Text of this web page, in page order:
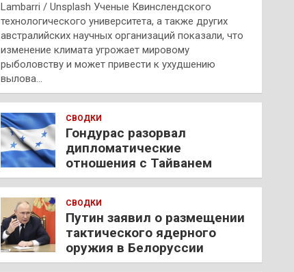
Lambarri / Unsplash Ученые Квинслендского
технологического университета, а также других
австралийских научных организаций показали, что
изменение климата угрожает мировому
рыболовству и может привести к ухудшению
вылова…
СВОДКИ
Гондурас разорвал
дипломатические
отношения с Тайванем
СВОДКИ
Путин заявил о размещении
тактического ядерного
оружия в Белоруссии